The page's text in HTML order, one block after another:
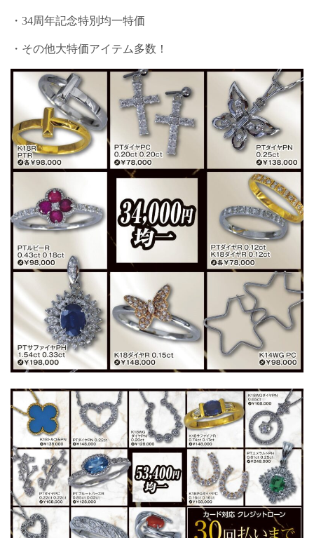
・34周年記念特別均一特価
・その他大特価アイテム多数！